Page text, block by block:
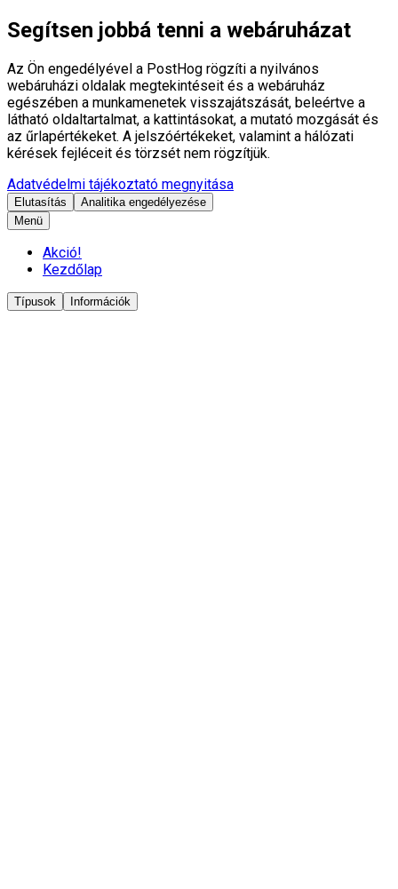
Segítsen jobbá tenni a webáruházat
Az Ön engedélyével a PostHog rögzíti a nyilvános
webáruházi oldalak megtekintéseit és a webáruház
egészében a munkamenetek visszajátszását, beleértve a
látható oldaltartalmat, a kattintásokat, a mutató mozgását és
az űrlapértékeket. A jelszóértékeket, valamint a hálózati
kérések fejléceit és törzsét nem rögzítjük.
Adatvédelmi tájékoztató megnyitása
Elutasítás
Analitika engedélyezése
Menü
Akció!
Kezdőlap
Típusok Információk